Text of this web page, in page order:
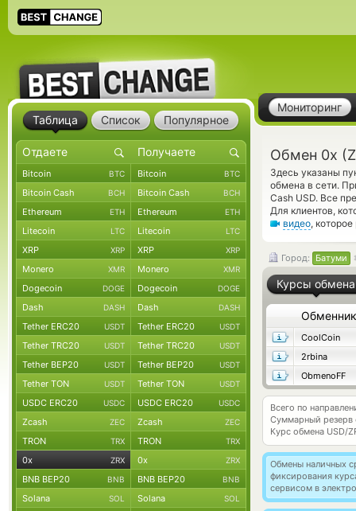
Мониторинг
Обмен 0x
Здесь указаны
обмена в сети.
Cash USD. Все
Для клиентов,
видео,
Город: Батуми
Курсы обмена
Обменник
CoolCoin
2rbina
ObmenoFF
Всего по
Суммарный резерв
Курс обмена USD/
Обмены наличных
фиксирования
сервисом в
Таблица Список Популярное
Bitcoin BTC Bitcoin BTC
Bitcoin Cash BCH Bitcoin Cash BCH
Ethereum ETH Ethereum ETH
Litecoin LTC Litecoin LTC
XRP XRP XRP XRP
Monero XMR Monero XMR
Dogecoin DOGE Dogecoin DOGE
Dash DASH Dash DASH
Tether ERC20 USDT Tether ERC20 USDT
Tether TRC20 USDT Tether TRC20 USDT
Tether BEP20 USDT Tether BEP20 USDT
Tether TON USDT Tether TON USDT
USDC ERC20 USDC USDC ERC20 USDC
Zcash ZEC Zcash ZEC
TRON TRX TRON TRX
0x ZRX 0x ZRX
BNB BEP20 BNB BNB BEP20 BNB
Solana SOL Solana SOL